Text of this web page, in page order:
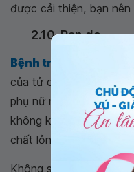
được cải thiện, bạn
2.10. Rạn da
Bệnh trĩ và táo bón
,
của tử cung và thai
phụ nữ mang thai và
không kê đơn, kèm
chất lỏng, thường có
Không sử dụng thuốc